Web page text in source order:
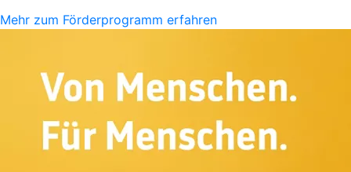
Mehr zum Förderprogramm erfahren